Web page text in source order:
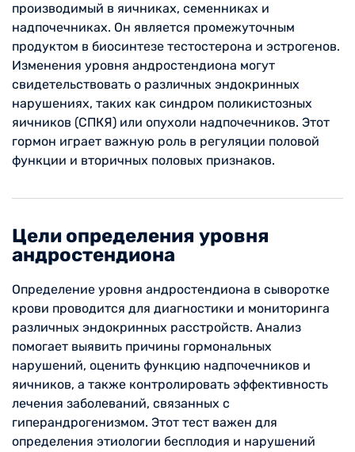
производимый в яичниках, семенниках и
надпочечниках. Он является промежуточным
продуктом в биосинтезе тестостерона и эстрогенов.
Изменения уровня андростендиона могут
свидетельствовать о различных эндокринных
нарушениях, таких как синдром поликистозных
яичников (СПКЯ) или опухоли надпочечников. Этот
гормон играет важную роль в регуляции половой
функции и вторичных половых признаков.
Цели определения уровня
андростендиона
Определение уровня андростендиона в сыворотке
крови проводится для диагностики и мониторинга
различных эндокринных расстройств. Анализ
помогает выявить причины гормональных
нарушений, оценить функцию надпочечников и
яичников, а также контролировать эффективность
лечения заболеваний, связанных с
гиперандрогенизмом. Этот тест важен для
определения этиологии бесплодия и нарушений